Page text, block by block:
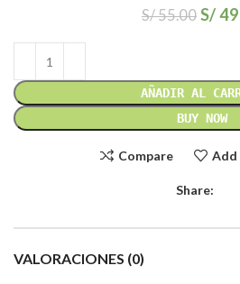
S/55.00 S/
AÑADIR AL
BUY NOW
Compare
Share:
VALORACIONES (0)